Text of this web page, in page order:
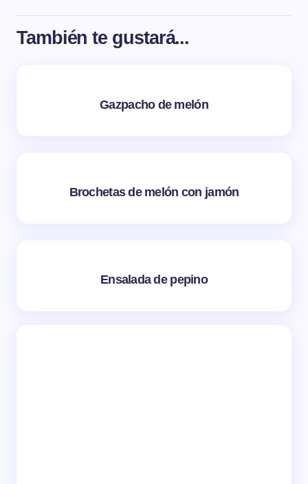
También te gustará...
Gazpacho de melón
Brochetas de melón con jamón
Ensalada de pepino